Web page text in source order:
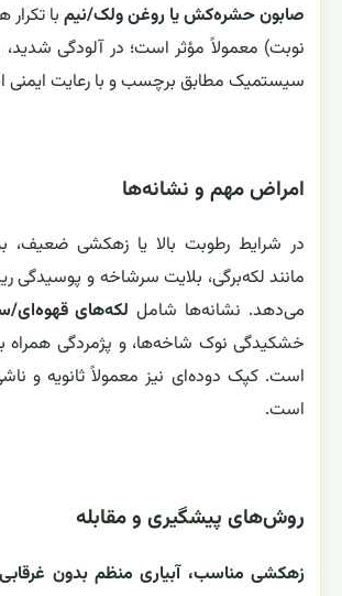
صابون حشره‌کش یا روغن ولک/نیم
نوبت) معمولاً مؤثر است؛ در آلودگی
سیستمیک مطابق برچسب و با رعایت ایمنی
امراض مهم و نشانه‌ها
در شرایط رطوبت بالا یا زهکشی ضعیف،
مانند لکه‌برگی، بلایت سرشاخه و پوسیدگی
می‌دهد. نشانه‌ها شامل لکه‌های قهوه‌ای/
خشکیدگی نوک شاخه‌ها، و پژمردگی همراه
است. کپک دوده‌ای نیز معمولاً ثانویه و
است.
روش‌های پیشگیری و مقابله
زهکشی مناسب، آبیاری منظم بدون